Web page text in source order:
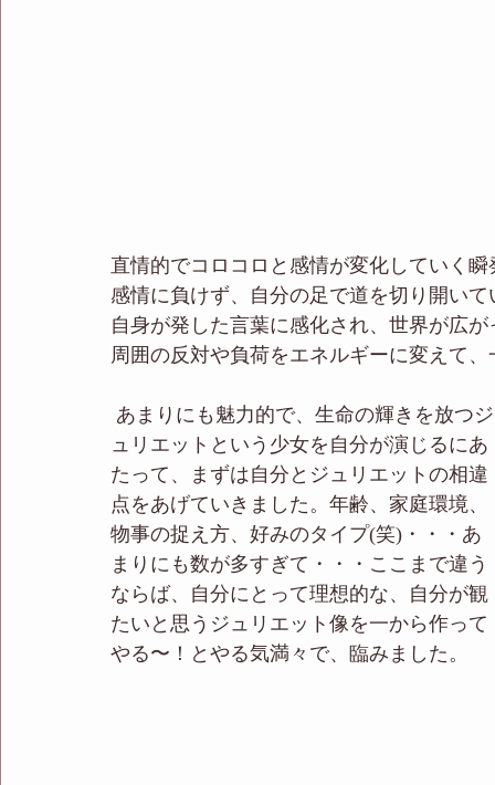
直情的でコロコロと感情が変化していく瞬
感情に負けず、自分の足で道を切り開い
自身が発した言葉に感化され、世界が広
周囲の反対や負荷をエネルギーに変えて
ュリエットという少女を自分が演じるにあ
たって、まずは自分とジュリエットの相違
点をあげていきました。年齢、家庭環境、
物事の捉え方、好みのタイプ(笑)・・・あ
まりにも数が多すぎて・・・ここまで違う
ならば、自分にとって理想的な、自分が観
たいと思うジュリエット像を一から作って
やる〜！とやる気満々で、臨みました。